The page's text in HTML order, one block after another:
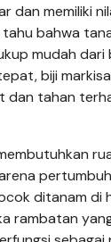
dan memiliki
bahwa
mudah dari
biji
dan tahan
ditanam di
rambatan